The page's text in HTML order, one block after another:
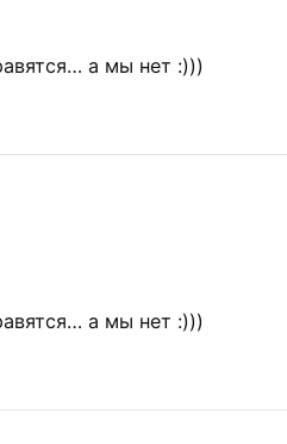
а мы нет :)))
а мы нет :)))